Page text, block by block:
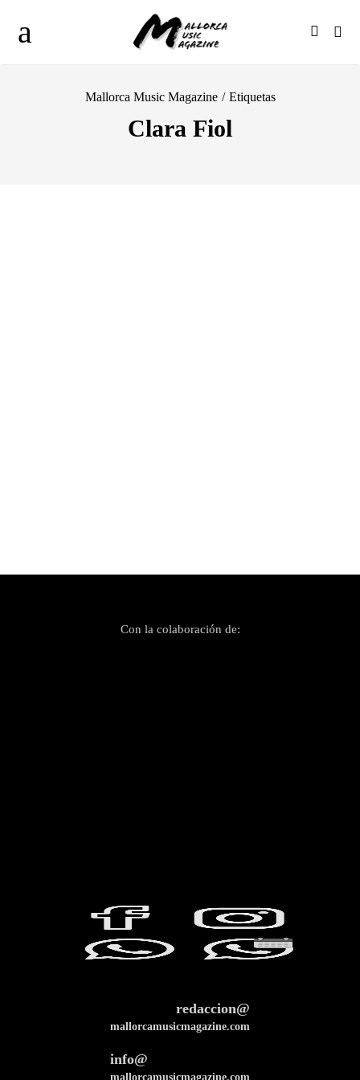
Mallorca Music Magazine / Etiquetas
Clara Fiol
Con la colaboración de:
redaccion@
mallorcamusicmagazine.com
info@
mallorcamusicmagazine.com